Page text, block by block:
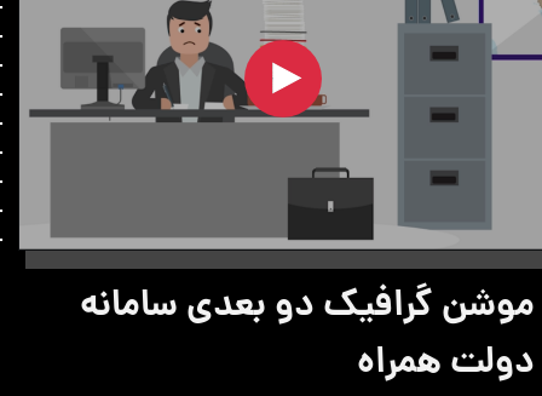
موشن گرافیک دو بعدی سامانه
دولت همراه